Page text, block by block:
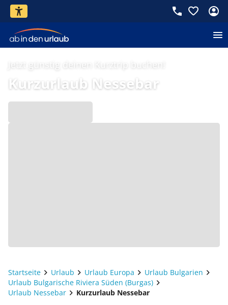
Jetzt günstig deinen Kurztrip buchen!
Kurzurlaub Nessebar
Startseite Urlaub Urlaub Europa
Urlaub Bulgarien
Urlaub Bulgarische Riviera Süden (Burgas)
Urlaub Nessebar
Kurzurlaub Nessebar